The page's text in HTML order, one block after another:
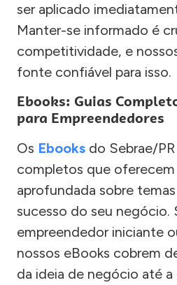
ser aplicado
Manter-se informado é
competitividade, e
fonte confiável para isso.
Ebooks: Guias
para Empreendedores
Os Ebooks do Sebrae/
completos que oferecem
aprofundada sobre
sucesso do seu negócio.
empreendedor iniciante
nossos eBooks cobrem
da ideia de negócio até a